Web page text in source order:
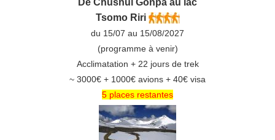
De C hushul Gonpa au lac
Tsomo Riri
du 15/07 au 15/08/2027
(programme à venir)
Acclimatation + 22 jours de trek
~ 3000€ + 1000€ avions + 40€ visa
5 places restantes